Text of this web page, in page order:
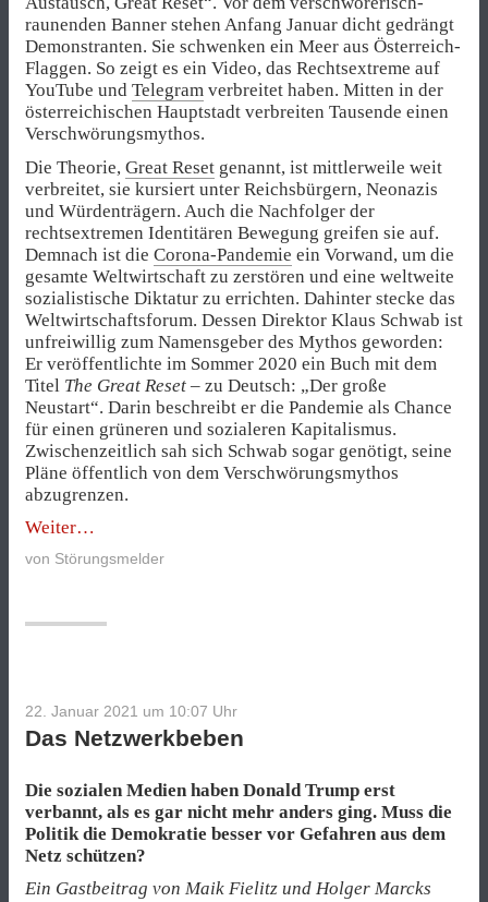
raunenden Banner stehen Anfang Januar dicht gedrängt
Demonstranten. Sie schwenken ein Meer aus Österreich-
Flaggen. So zeigt es ein Video, das Rechtsextreme auf
YouTube und Telegram verbreitet haben. Mitten in der
österreichischen Hauptstadt verbreiten Tausende einen
Verschwörungsmythos.
Die Theorie, Great Reset genannt, ist mittlerweile weit
verbreitet, sie kursiert unter Reichsbürgern, Neonazis
und Würdenträgern. Auch die Nachfolger der
rechtsextremen Identitären Bewegung greifen sie auf.
Demnach ist die Corona-Pandemie ein Vorwand, um die
gesamte Weltwirtschaft zu zerstören und eine weltweite
sozialistische Diktatur zu errichten. Dahinter stecke das
Weltwirtschaftsforum. Dessen Direktor Klaus Schwab ist
unfreiwillig zum Namensgeber des Mythos geworden:
Er veröffentlichte im Sommer 2020 ein Buch mit dem
Titel The Great Reset – zu Deutsch: „Der große
Neustart“. Darin beschreibt er die Pandemie als Chance
für einen grüneren und sozialeren Kapitalismus.
Zwischenzeitlich sah sich Schwab sogar genötigt, seine
Pläne öffentlich von dem Verschwörungsmythos
abzugrenzen.
Weiter„Die
vorm
von Störungsmelder
22. Januar 2021 um 10:07 Uhr
Das Netzwerkbeben
Die sozialen Medien haben Donald Trump erst
verbannt, als es gar nicht mehr anders ging. Muss die
Politik die Demokratie besser vor Gefahren aus dem
Netz schützen?
Ein Gastbeitrag von Maik Fielitz und Holger Marcks